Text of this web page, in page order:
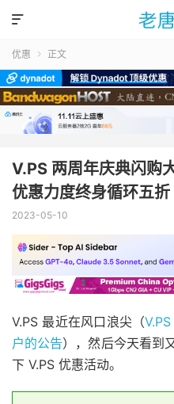

优惠  正文
V.PS 两周年庆典闪购
优惠力度终身循环五折
2023-05-10
V.PS 最近在风口浪尖（
户的公告），然后今天看到
下 V.PS 优惠活动。